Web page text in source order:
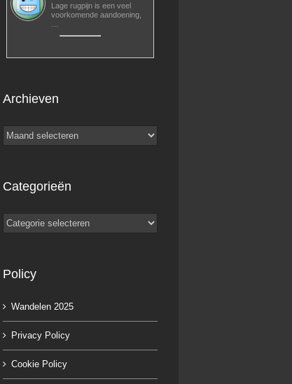
Lage rugpijn is een veel
voorkomende aandoening,
Archieven
Archieven
Categorieën
Categorieën
Policy
Wandelen 2025
Privacy Policy
Cookie Policy